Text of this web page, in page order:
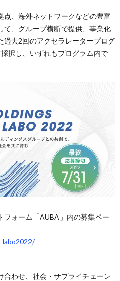
点、海外ネットワークなどの豊富
て、グループ横断で提供、事業化
過去2回のアクセラレータープログ
択し、いずれもプログラム内で
フォーム「AUBA」内の募集ペー
わせ、社会・サプライチェーン